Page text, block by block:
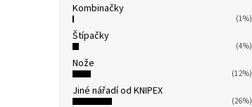
Kombinačky
(1%)
Štípačky
(4%)
Nože
(12%)
Jiné nářadí od KNIPEX
(26%)